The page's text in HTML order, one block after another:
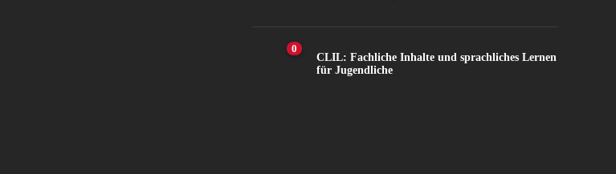
0
CLIL: Fachliche Inhalte und sprachliches Lernen
für Jugendliche